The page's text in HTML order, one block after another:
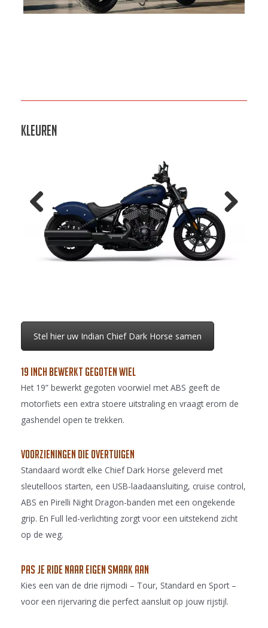
Kleuren
Previo
Next
Stel hier uw Indian Chief Dark Horse samen
19 inch bewerkt gegoten wiel
Het 19” bewerkt gegoten voorwiel met ABS geeft de
motorfiets een extra stoere uitstraling en vraagt erom de
gashendel open te trekken.
Voorzieningen die overtuigen
Standaard wordt elke Chief Dark Horse geleverd met
sleutelloos starten, een USB-laadaansluiting, cruise control,
ABS en Pirelli Night Dragon-banden met een ongekende
grip. En Full led-verlichting zorgt voor een uitstekend zicht
op de weg.
Pas je ride naar eigen smaak aan
Kies een van de drie rijmodi – Tour, Standard en Sport –
voor een rijervaring die perfect aansluit op jouw rijstijl.